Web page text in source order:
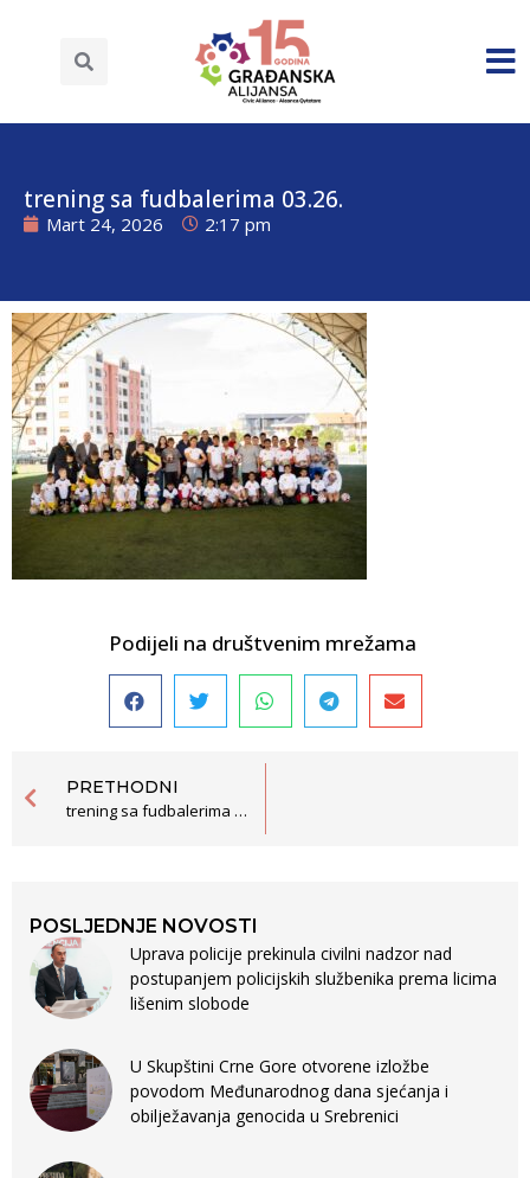
trening sa fudbalerima 03.26.
Mart 24, 2026 2:17 pm
Podijeli na društvenim mrežama
PRETHODNI
trening sa fudbalerima 03.26.
POSLJEDNJE NOVOSTI
Uprava policije prekinula civilni nadzor nad
postupanjem policijskih službenika prema licima
lišenim slobode
U Skupštini Crne Gore otvorene izložbe
povodom Međunarodnog dana sjećanja i
obilježavanja genocida u Srebrenici